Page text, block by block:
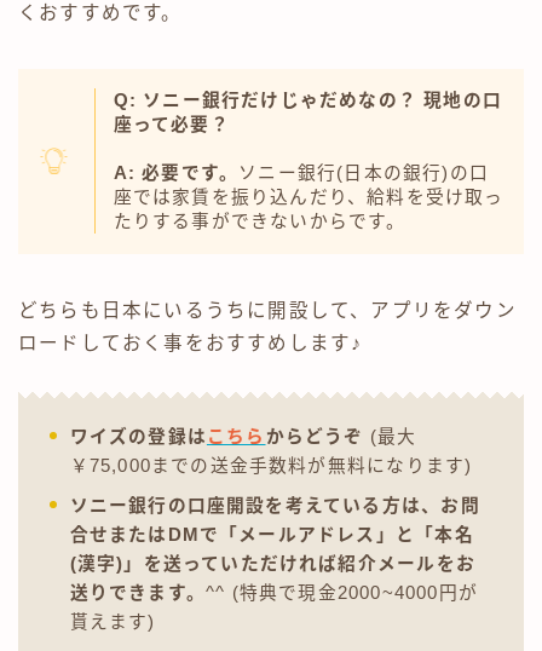
くおすすめです。
Q: ソニー銀行だけじゃだめなの？ 現地の口
座って必要？
A: 必要です。
ソニー銀行(日本の銀行)の口
座では家賃を振り込んだり、給料を受け取っ
たりする事ができないからです。
どちらも日本にいるうちに開設して、アプリをダウン
ロードしておく事をおすすめします♪
ワイズの登録は こちら からどうぞ (最大
￥75,000までの送金手数料が無料になります)
ソニー銀行の口座開設を考えている方は、お問
合せまたはDMで「メールアドレス」と「本名
(漢字)」を送っていただければ紹介メールをお
送りできます。 ^^ (特典で現金2000~4000円が
貰えます)